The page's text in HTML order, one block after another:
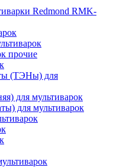
Redmond RMK-
прочие
(ТЭНы) для
для мультиварок
для мультиварок